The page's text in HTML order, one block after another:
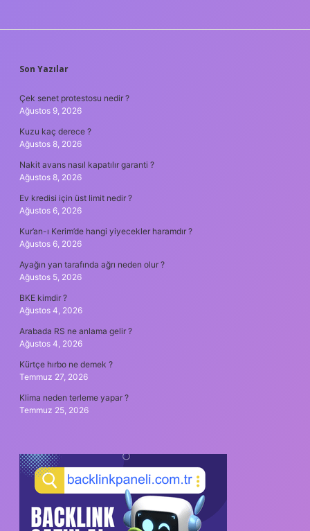
SIDEBAR
Son Yazılar
Çek senet protestosu nedir ?
Ağustos 9, 2026
Kuzu kaç derece ?
Ağustos 8, 2026
Nakit avans nasıl kapatılır garanti ?
Ağustos 8, 2026
Ev kredisi için üst limit nedir ?
Ağustos 6, 2026
Kur’an-ı Kerim’de hangi yiyecekler haramdır ?
Ağustos 6, 2026
Ayağın yan tarafında ağrı neden olur ?
Ağustos 5, 2026
BKE kimdir ?
Ağustos 4, 2026
Arabada RS ne anlama gelir ?
Ağustos 4, 2026
Kürtçe hırbo ne demek ?
Temmuz 27, 2026
Klima neden terleme yapar ?
Temmuz 25, 2026